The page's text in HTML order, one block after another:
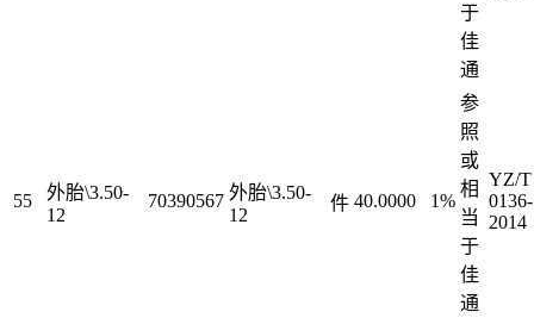
于
佳
通
55
外胎\3.50-
12
70390567 外胎\3.50-
12
件 40.0000 1%
参
照
或
相
当
于
佳
通
YZ/T
0136-
2014